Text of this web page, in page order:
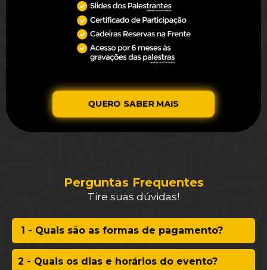
QUERO SABER MAIS
Perguntas Frequentes
Tire suas dúvidas!
1 - Quais são as formas de pagamento?
2 - Quais os dias e horários do evento?